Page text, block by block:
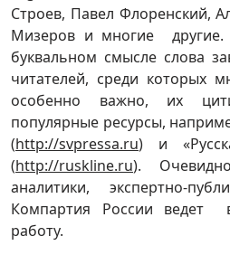
Строев, Павел Флоренский,
Мизеров и многие другие.
буквальном смысле слова
читателей, среди которых
особенно важно, их
популярные ресурсы,
(http://svpressa.ru) и
(http://ruskline.ru).
аналитики, экспертно-
Компартия России ведет
работу.